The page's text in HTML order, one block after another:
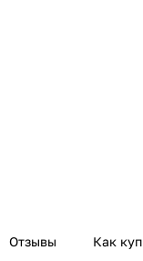
Отзывы Как